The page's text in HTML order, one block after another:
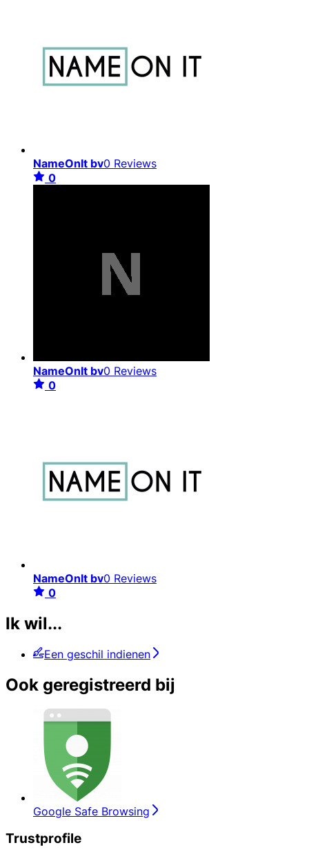
NameOnIt bv0 Reviews
0
NameOnIt bv0 Reviews
0
NameOnIt bv0 Reviews
0
Ik wil...
Een geschil indienen
Ook geregistreerd bij
Google Safe Browsing
Trustprofile